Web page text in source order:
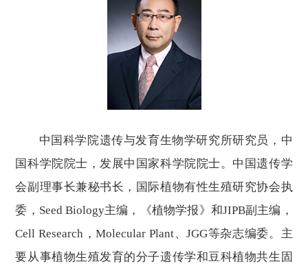
中国科学院遗传与发育生物学研究所研究员，中
国科学院院士，发展中国家科学院院士。中国遗传学
会副理事长兼秘书长，国际植物有性生殖研究协会执
委， Seed Biology主编，《植物学报》和JIPB副主编，
Cell Research，Molecular Plant、JGG等杂志编委。主
要从事植物生殖发育的分子遗传学和豆科植物共生固